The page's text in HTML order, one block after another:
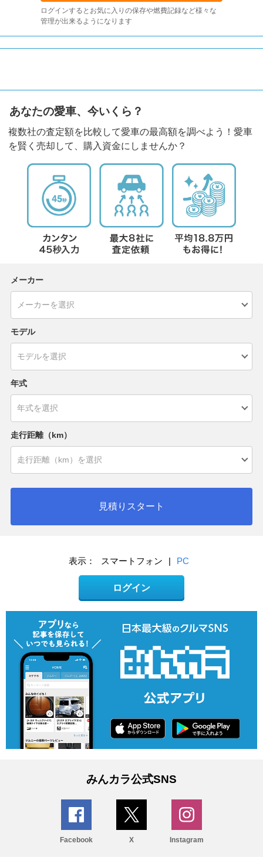
ログインするとお気に入りの保存や燃費記録など様々な
管理が出来るようになります
あなたの愛車、今いくら？
複数社の査定額を比較して愛車の最高額を調べよう！愛車
を賢く売却して、購入資金にしませんか？
メーカー
モデル
年式
走行距離（km）
見積りスタート
表示： スマートフォン | PC
ログイン
みんカラ公式SNS
Facebook X Instagram